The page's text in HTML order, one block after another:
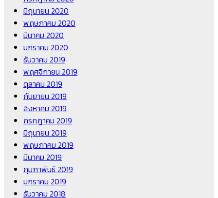
มิถุนายน 2020
พฤษภาคม 2020
มีนาคม 2020
มกราคม 2020
ธันวาคม 2019
พฤศจิกายน 2019
ตุลาคม 2019
กันยายน 2019
สิงหาคม 2019
กรกฎาคม 2019
มิถุนายน 2019
พฤษภาคม 2019
มีนาคม 2019
กุมภาพันธ์ 2019
มกราคม 2019
ธันวาคม 2018